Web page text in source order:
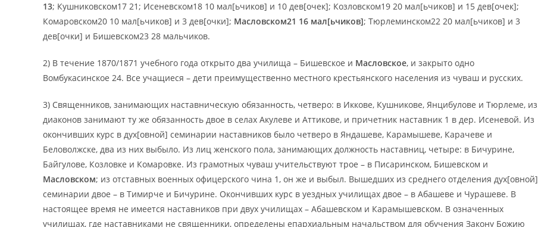
13; Кушниковском17 21; Исеневском18 10 мал[ьчиков] и 10 дев[очек]; Козловском19 20 мал[ьчиков] и 15 дев[очек];
Комаровском20 10 мал[ьчиков] и 3 дев[очки]; Масловском21 16 мал[ьчиков]; Тюрлеминском22 20 мал[ьчиков] и 3
дев[очки] и Бишевском23 28 мальчиков.
2) В течение 1870/1871 учебного года открыто два училища – Бишевское и Масловское, и закрыто одно
Вомбукасинское 24. Все учащиеся – дети преимущественно местного крестьянского населения из чуваш и русских.
3) Священников, занимающих наставническую обязанность, четверо: в Иккове, Кушникове, Янцибулове и Тюрлеме, из
диаконов занимают ту же обязанность двое в селах Акулеве и Аттикове, и причетник наставник 1 в дер. Исеневой. Из
окончивших курс в дух[овной] семинарии наставников было четверо в Яндашеве, Карамышеве, Карачеве и
Беловолжске, два из них выбыло. Из лиц женского пола, занимающих должность наставниц, четыре: в Бичурине,
Байгулове, Козловке и Комаровке. Из грамотных чуваш учительствуют трое – в Писаринском, Бишевском и
Масловском; из отставных военных офицерского чина 1, он же и выбыл. Вышедших из среднего отделения дух[овной]
семинарии двое – в Тимирче и Бичурине. Окончивших курс в уездных училищах двое – в Абашеве и Чурашеве. В
настоящее время не имеется наставников при двух училищах – Абашевском и Карамышевском. В означенных
училищах, где наставниками не священники, определены епархиальным начальством для обучения Закону Божию